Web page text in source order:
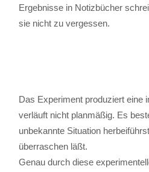
Ergebnisse in Notizbücher
sie nicht zu vergessen.
Das Experiment produziert eine
verläuft nicht planmäßig. Es
unbekannte Situation
überraschen läßt.
Genau durch diese